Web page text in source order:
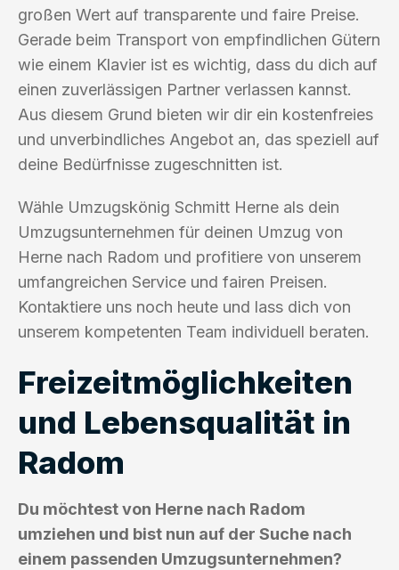
großen Wert auf transparente und faire Preise.
Gerade beim Transport von empfindlichen Gütern
wie einem Klavier ist es wichtig, dass du dich auf
einen zuverlässigen Partner verlassen kannst.
Aus diesem Grund bieten wir dir ein kostenfreies
und unverbindliches Angebot an, das speziell auf
deine Bedürfnisse zugeschnitten ist.
Wähle Umzugskönig Schmitt Herne als dein
Umzugsunternehmen für deinen Umzug von
Herne nach Radom und profitiere von unserem
umfangreichen Service und fairen Preisen.
Kontaktiere uns noch heute und lass dich von
unserem kompetenten Team individuell beraten.
Freizeitmöglichkeiten
und Lebensqualität in
Radom
Du möchtest von Herne nach Radom
umziehen und bist nun auf der Suche nach
einem passenden Umzugsunternehmen?